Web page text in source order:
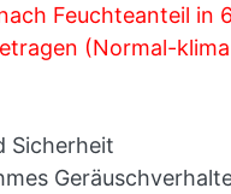
Feuchteanteil in
(Normal-
Sicherheit